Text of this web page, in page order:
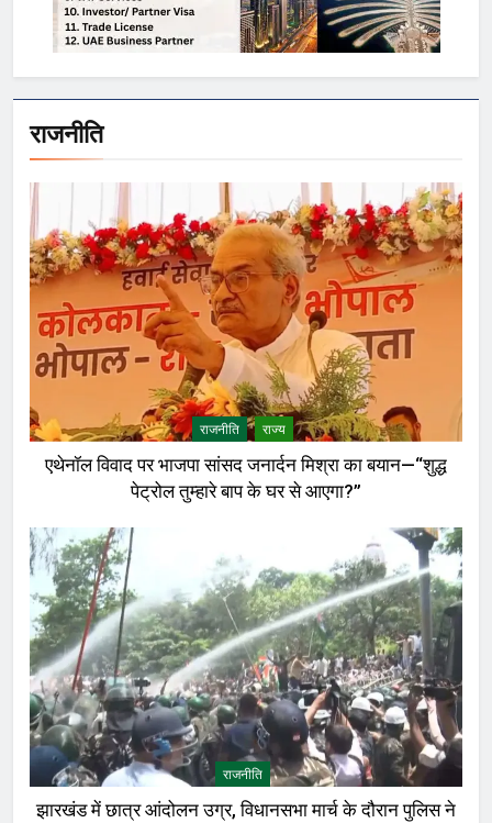
राजनीति
राजनीति राज्य
एथेनॉल विवाद पर भाजपा सांसद जनार्दन मिश्रा का बयान—“शुद्ध
पेट्रोल तुम्हारे बाप के घर से आएगा?”
राजनीति
झारखंड में छात्र आंदोलन उग्र, विधानसभा मार्च के दौरान पुलिस ने